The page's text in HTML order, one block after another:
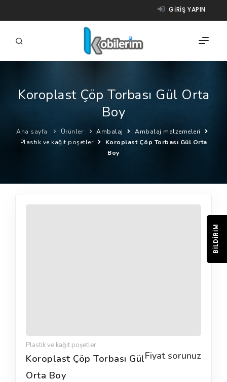
GIRIŞ YAPIN
FIRMALAR
ÜRÜNLER
NASIL ÇALIŞIR?
YARDIM
Koroplast Çöp Torbası Gül Orta
Boy
Ana sayfa Ürünler Ambalaj
Ambalaj malzemeleri
Plastik ve kağıt poşetler
Koroplast Çöp Torbası Gül Orta
Boy
Plastik ve kağıt poşetler
Fiyat sorunuz
Koroplast Çöp Torbası Gül
Orta Boy
BILDIRIM